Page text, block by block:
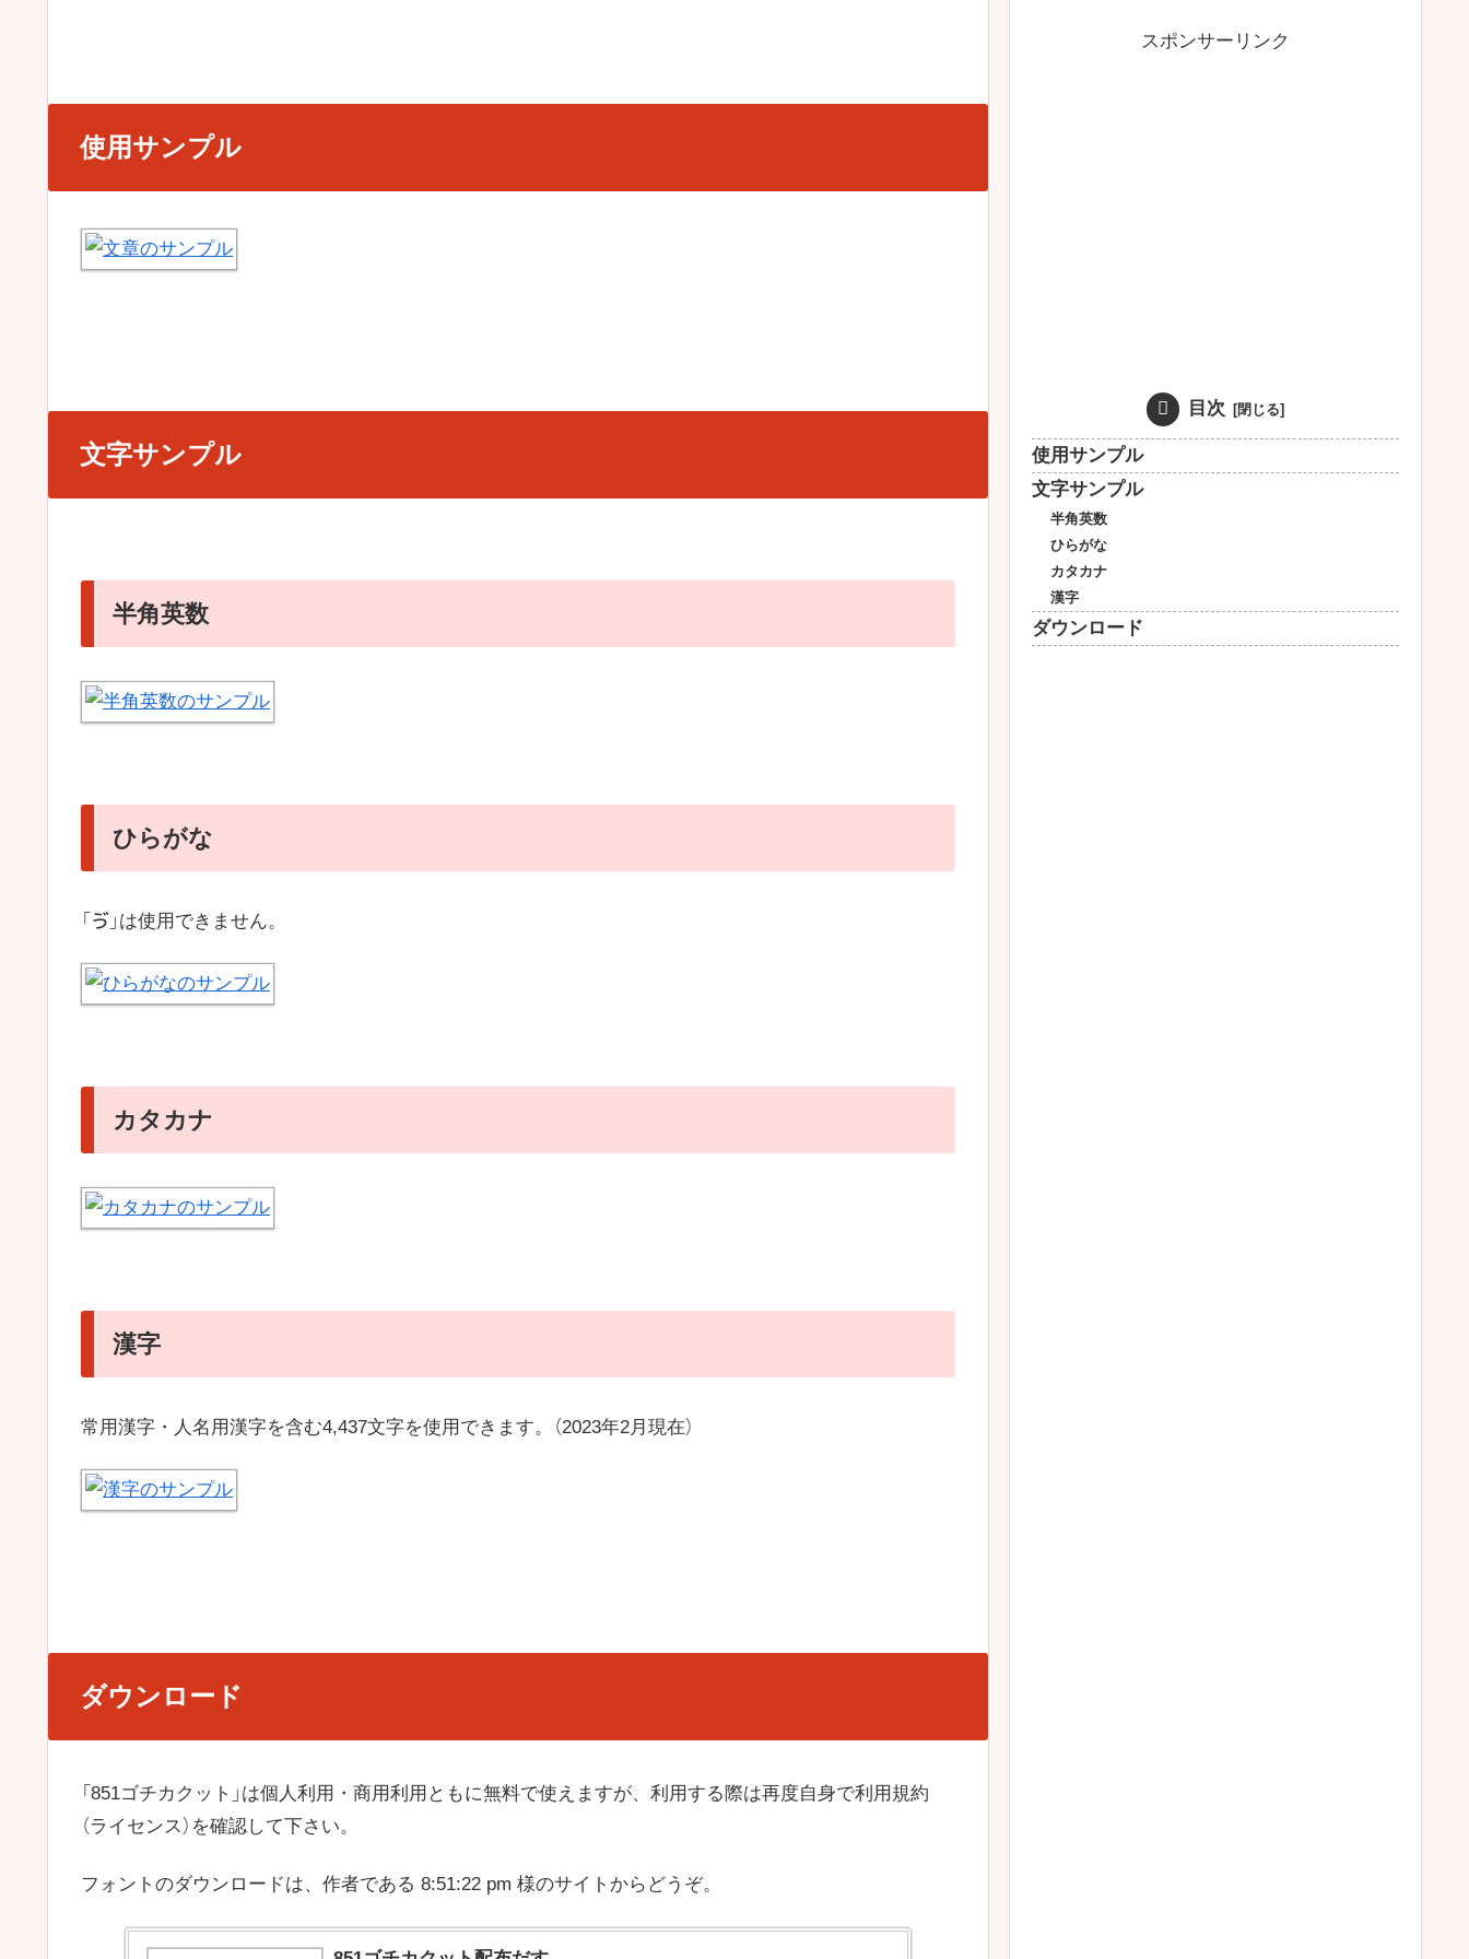
使用サンプル
文字サンプル
半角英数
ひらがな
「ゔ」は使用できません。
カタカナ
漢字
常用漢字・人名用漢字を含む4,437文字を使用できます。（2023年2月現在）
ダウンロード
「851ゴチカクット」は個人利用・商用利用ともに無料で使えますが、利用する際は再度自身で利用規約
（ライセンス）を確認して下さい。
フォントのダウンロードは、作者である 8:51:22 pm 様のサイトからどうぞ。
スポンサーリンク
目次
使用サンプル
文字サンプル
半角英数
ひらがな
カタカナ
漢字
ダウンロード